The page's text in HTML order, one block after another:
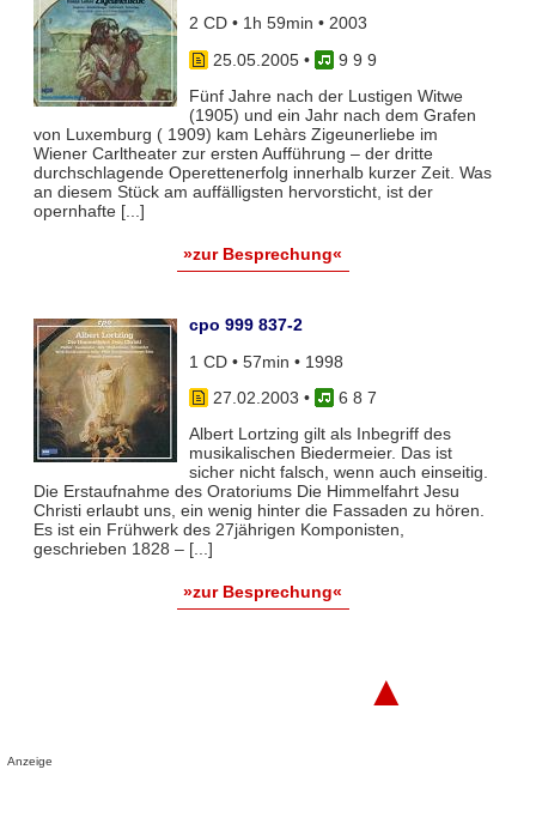
2 CD • 1h 59min • 2003
25.05.2005•
9 9 9
Fünf Jahre nach der Lustigen Witwe
(1905) und ein Jahr nach dem Grafen
von Luxemburg ( 1909) kam Lehàrs Zigeunerliebe im
Wiener Carltheater zur ersten Aufführung – der dritte
durchschlagende Operettenerfolg innerhalb kurzer Zeit. Was
an diesem Stück am auffälligsten hervorsticht, ist der
opernhafte [...]
»zur Besprechung«
cpo 999 837-2
1 CD • 57min • 1998
27.02.2003 •
6 8 7
Albert Lortzing gilt als Inbegriff des
musikalischen Biedermeier. Das ist
sicher nicht falsch, wenn auch einseitig.
Die Erstaufnahme des Oratoriums Die Himmelfahrt Jesu
Christi erlaubt uns, ein wenig hinter die Fassaden zu hören.
Es ist ein Frühwerk des 27jährigen Komponisten,
geschrieben 1828 – [...]
»zur Besprechung«
▲
Anzeige